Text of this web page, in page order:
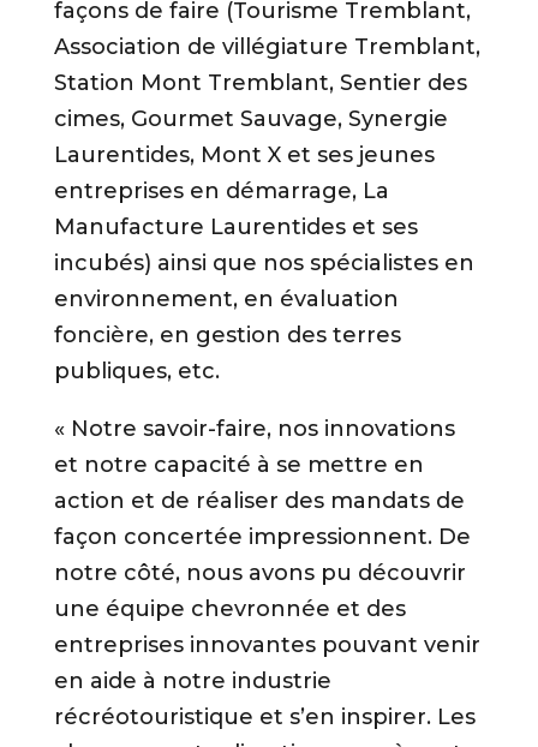
façons de faire (Tourisme Tremblant,
Association de villégiature Tremblant,
Station Mont Tremblant, Sentier des
cimes, Gourmet Sauvage, Synergie
Laurentides, Mont X et ses jeunes
entreprises en démarrage, La
Manufacture Laurentides et ses
incubés) ainsi que nos spécialistes en
environnement, en évaluation
foncière, en gestion des terres
publiques, etc.
« Notre savoir-faire, nos innovations
et notre capacité à se mettre en
action et de réaliser des mandats de
façon concertée impressionnent. De
notre côté, nous avons pu découvrir
une équipe chevronnée et des
entreprises innovantes pouvant venir
en aide à notre industrie
récréotouristique et s’en inspirer. Les